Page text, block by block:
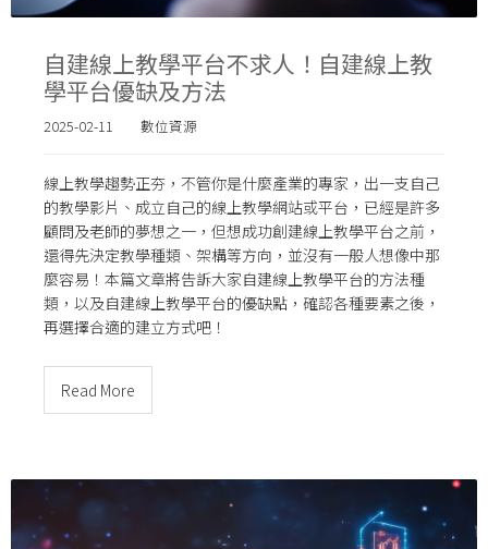
自建線上教學平台不求人！自建線上教
學平台優缺及方法
2025-02-11 數位資源
線上教學趨勢正夯，不管你是什麼產業的專家，出一支自己
的教學影片、成立自己的線上教學網站或平台，已經是許多
顧問及老師的夢想之一，但想成功創建線上教學平台之前，
還得先決定教學種類、架構等方向，並沒有一般人想像中那
麼容易！本篇文章將告訴大家自建線上教學平台的方法種
類，以及自建線上教學平台的優缺點，確認各種要素之後，
再選擇合適的建立方式吧！
Read More